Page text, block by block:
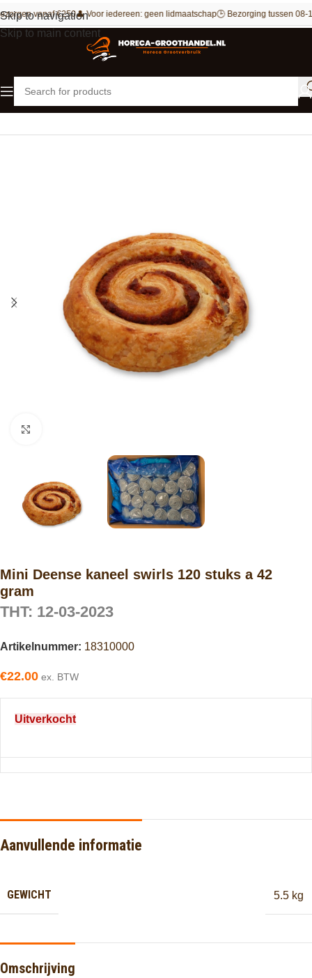
Skip to navigation
Skip to main content
vanaf €250👤 Voor iedereen: geen lidmaatschap🕒 Bezorging tussen 08-
Home Patisserie
Mini Deense kaneel swirls 120 stuks a 42
gram
THT: 12-03-2023
Artikelnummer: 18310000
€22.00 ex. BTW
Uitverkocht
Aanvullende informatie
GEWICHT 5.5 kg
Omschrijving